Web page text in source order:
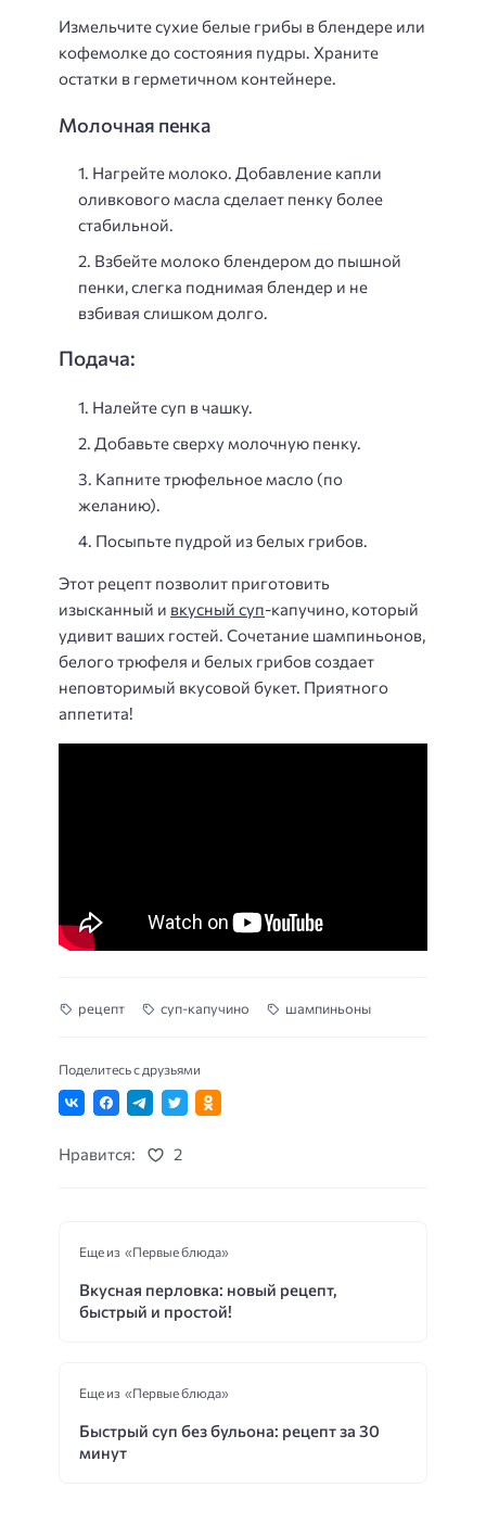
Измельчите сухие белые грибы в блендере или
кофемолке до состояния пудры. Храните
остатки в герметичном контейнере.
Молочная пенка
Нагрейте молоко. Добавление капли
оливкового масла сделает пенку более
стабильной.
Взбейте молоко блендером до пышной
пенки, слегка поднимая блендер и не
взбивая слишком долго.
Подача:
Налейте суп в чашку.
Добавьте сверху молочную пенку.
Капните трюфельное масло (по
желанию).
Посыпьте пудрой из белых грибов.
Этот рецепт позволит приготовить
изысканный и вкусный суп-капучино, который
удивит ваших гостей. Сочетание шампиньонов,
белого трюфеля и белых грибов создает
неповторимый вкусовой букет. Приятного
аппетита!
рецепт суп-капучино шампиньоны
Поделитесь с друзьями
Нравится: 2
Еще из «Первые блюда»
Вкусная перловка: новый рецепт,
быстрый и простой!
Еще из «Первые блюда»
Быстрый суп без бульона: рецепт за 30
минут